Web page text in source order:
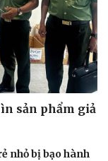
sản phẩm giả
nhỏ bị bạo hành